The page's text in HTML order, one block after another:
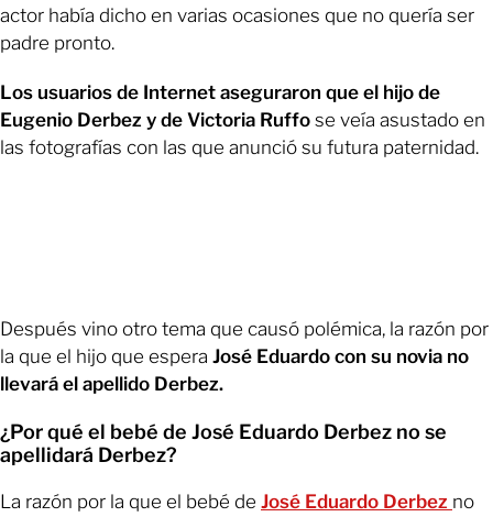
actor había dicho en varias ocasiones que no quería ser
padre pronto.
Los usuarios de Internet aseguraron que el hijo de
Eugenio Derbez y de Victoria Ruffo se veía asustado en
las fotografías con las que anunció su futura paternidad.
Después vino otro tema que causó polémica, la razón por
la que el hijo que espera José Eduardo con su novia no
llevará el apellido Derbez.
¿Por qué el bebé de José Eduardo Derbez no se
apellidará Derbez?
La razón por la que el bebé de José Eduardo Derbez no